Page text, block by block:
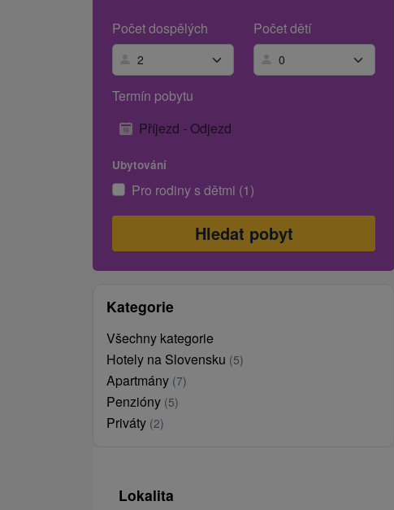
Počet dospělých
Počet dětí
Termín pobytu
Příjezd - Odjezd
Ubytování
Pro rodiny s dětmi (1)
Kategorie
Všechny kategorie
Hotely na Slovensku (5)
Apartmány (7)
Penzióny (5)
Priváty (2)
Lokalita